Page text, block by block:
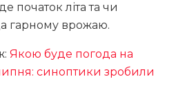
початок літа та чи
гарному врожаю.
Якою буде погода на
синоптики зробили